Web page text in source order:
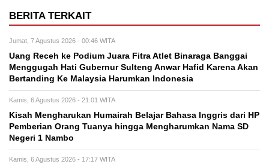
BERITA TERKAIT
Jumat, 7 Agustus 2026 - 00:46 WITA
Uang Receh ke Podium Juara Fitra Atlet Binaraga Banggai
Menggugah Hati Gubernur Sulteng Anwar Hafid Karena Akan
Bertanding Ke Malaysia Harumkan Indonesia
Kamis, 6 Agustus 2026 - 21:01 WITA
Kisah Mengharukan Humairah Belajar Bahasa Inggris dari HP
Pemberian Orang Tuanya hingga Mengharumkan Nama SD
Negeri 1 Nambo
Kamis, 6 Agustus 2026 - 17:17 WITA